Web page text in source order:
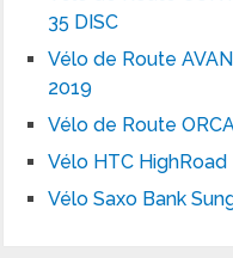
35 DISC
Vélo de Route
2019
Vélo de Route
Vélo HTC HighRoad
Vélo Saxo Bank